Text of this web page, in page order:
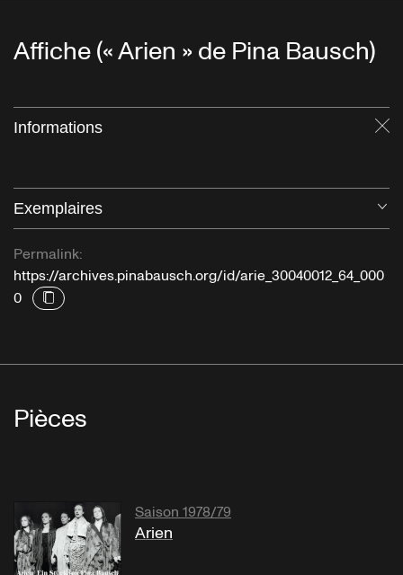
Affiche (« Arien » de Pina Bausch)
Informations
Exemplaires
Permalink:
https://archives.pinabausch.org/id/arie_30040012_64_000
0
Pièces
Saison 1978/79
Arien